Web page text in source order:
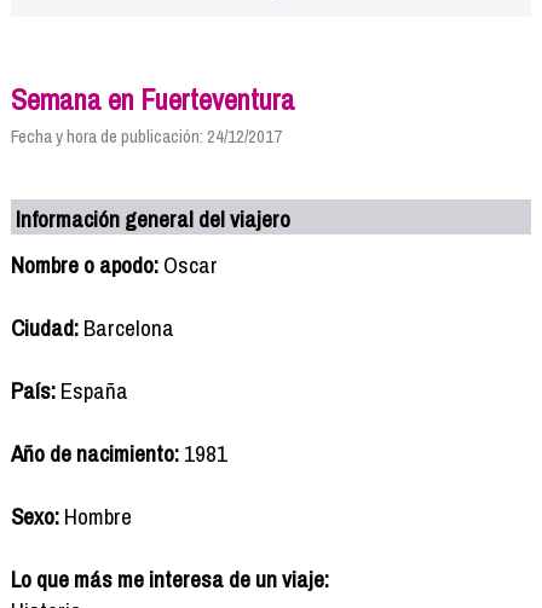
Semana en Fuerteventura
Fecha y hora de publicación: 24/12/2017
Información general del viajero
Nombre o apodo:Oscar
Ciudad:Barcelona
País:España
Año de nacimiento:1981
Sexo:Hombre
Lo que más me interesa de un viaje: